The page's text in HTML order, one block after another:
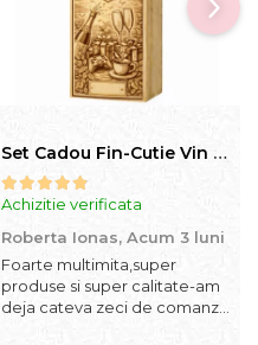
Set Cadou Fin-Cutie Vin cu Vin si Breloc Personalizate
Achizitie verificata
Roberta Ionas, Acum 3 luni
Foarte multimita,super
produse si super calitate-am
deja cateva zeci de comanzi